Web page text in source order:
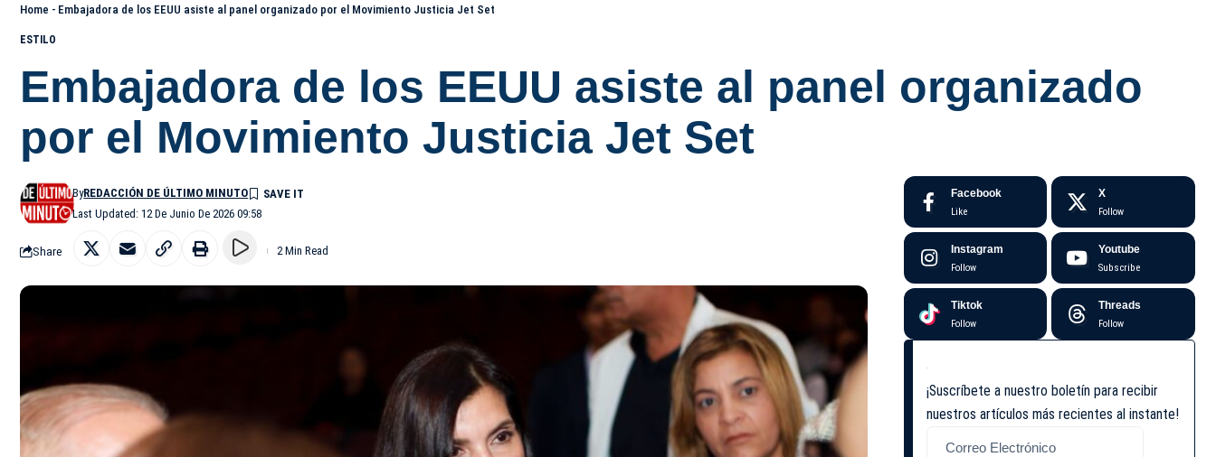
Home - Embajadora de los EEUU asiste al panel organizado por el Movimiento Justicia Jet Set
ESTILO
Embajadora de los EEUU asiste al panel organizado
por el Movimiento Justicia Jet Set
Last Updated: 12 De Junio De 2026 09:58
ByREDACCIÓN DE ÚLTIMO MINUTO
Share 2 Min Read
Facebook
Like
X
Follow
Instagram
Follow
Youtube
Subscribe
Tiktok
Follow
Threads
Follow
¡Suscríbete a nuestro boletín para recibir
nuestros artículos más recientes al instante!